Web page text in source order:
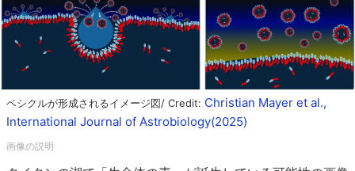
ベシクルが形成されるイメージ図/ Credit: Christian Mayer et al.,
International Journal of Astrobiology(2025)